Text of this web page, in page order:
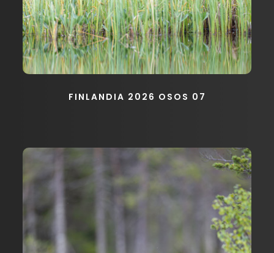
FINLANDIA 2026 OSOS 07